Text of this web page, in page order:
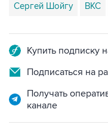
Сергей Шойгу ВКС
Купить подписку
Подписаться на
Получать
канале